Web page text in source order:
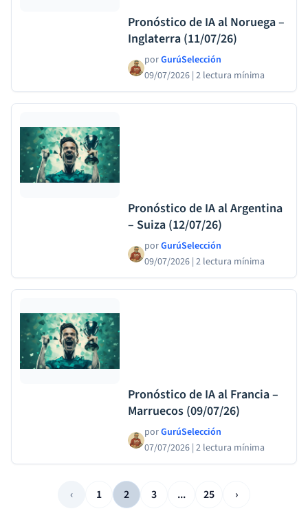
Pronóstico de IA al Noruega –
Inglaterra (11/07/26)
porGurúSelección
09/07/2026 | 2 lectura mínima
Pronóstico de IA al Argentina
– Suiza (12/07/26)
porGurúSelección
09/07/2026 | 2 lectura mínima
Pronóstico de IA al Francia –
Marruecos (09/07/26)
porGurúSelección
07/07/2026 | 2 lectura mínima
‹ 1 2 3 ... 25 ›